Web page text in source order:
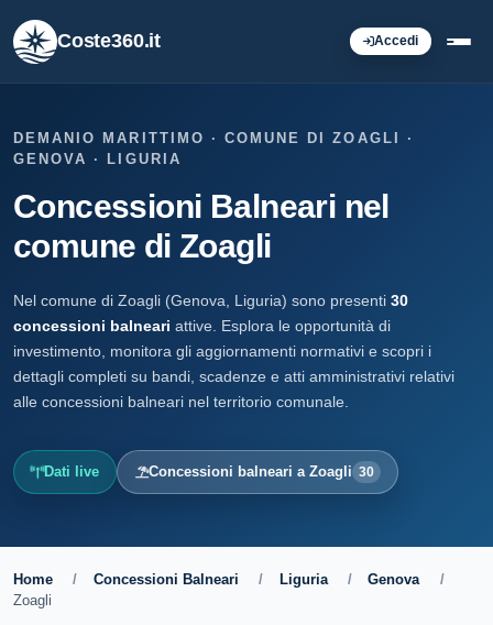
Coste360.it Accedi
DEMANIO MARITTIMO · COMUNE DI ZOAGLI ·
GENOVA · LIGURIA
Concessioni Balneari nel
comune di Zoagli
Nel comune di Zoagli (Genova, Liguria) sono presenti 30
concessioni balneari attive. Esplora le opportunità di
investimento, monitora gli aggiornamenti normativi e scopri i
dettagli completi su bandi, scadenze e atti amministrativi relativi
alle concessioni balneari nel territorio comunale.
Dati live Concessioni balneari a Zoagli 30
Home / Concessioni Balneari / Liguria / Genova
/
Zoagli